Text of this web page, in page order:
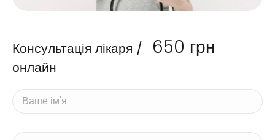
Консультація лікаря /
онлайн
650 грн